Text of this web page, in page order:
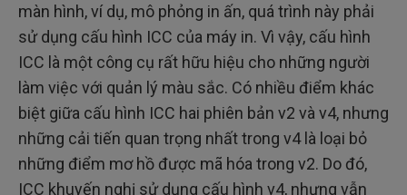
màn hình, ví dụ, mô phỏng in ấn, quá trình này phải
sử dụng cấu hình ICC của máy in. Vì vậy, cấu hình
ICC là một công cụ rất hữu hiệu cho những người
làm việc với quản lý màu sắc. Có nhiều điểm khác
biệt giữa cấu hình ICC hai phiên bản v2 và v4, nhưng
những cải tiến quan trọng nhất trong v4 là loại bỏ
những điểm mơ hồ được mã hóa trong v2. Do đó,
ICC khuyến nghị sử dụng cấu hình v4, nhưng vẫn